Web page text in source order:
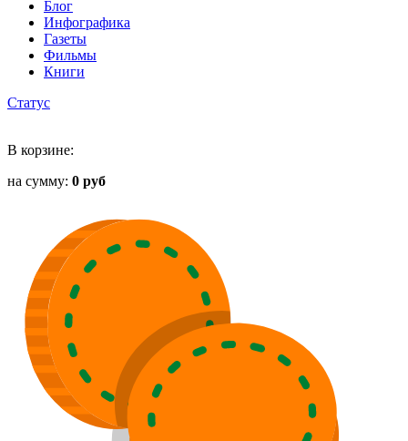
Блог
Инфографика
Газеты
Фильмы
Книги
Статус
В корзине:
на сумму: 0 руб